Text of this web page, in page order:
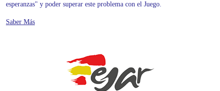
esperanzas" y poder superar este problema con el Juego.
Saber Más